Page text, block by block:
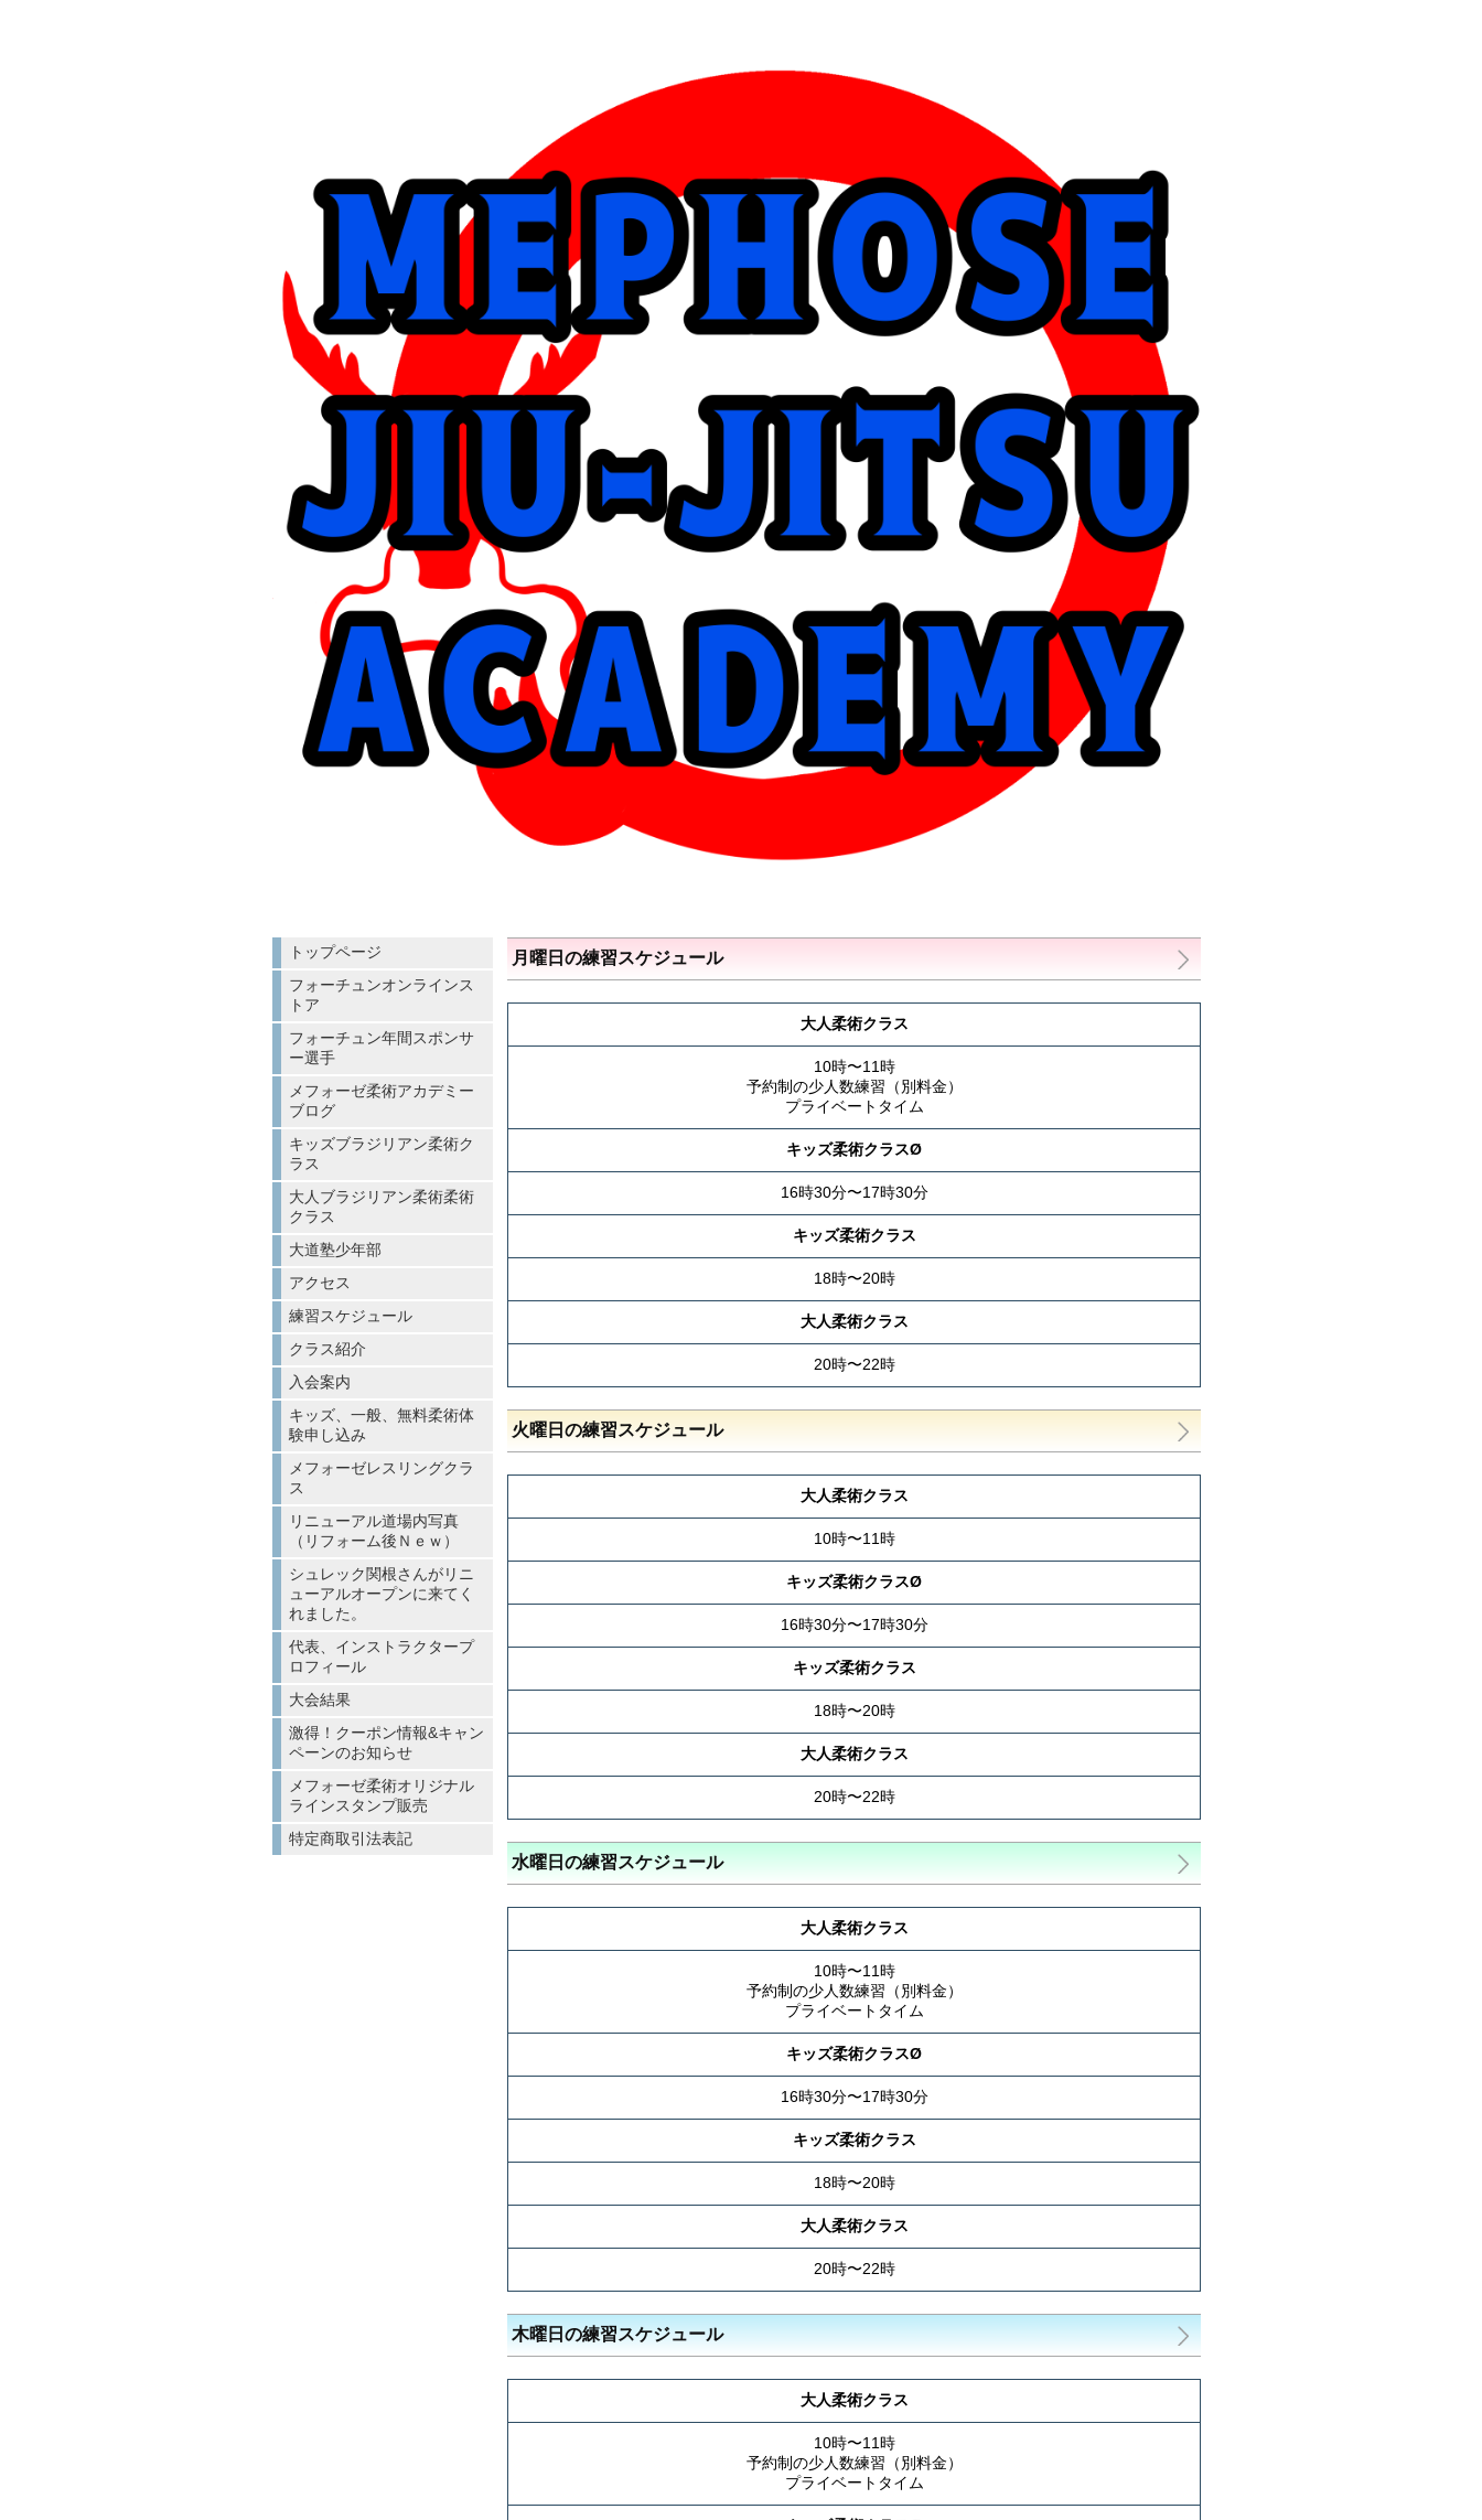
月曜日の練習スケジュール
大人柔術クラス
10時〜11時
予約制の少人数練習（別料金）
プライベートタイム
キッズ柔術クラスØ
16時30分〜17時30分
キッズ柔術クラス
18時〜20時
大人柔術クラス
20時〜22時
火曜日の練習スケジュール
大人柔術クラス
10時〜11時
キッズ柔術クラスØ
16時30分〜17時30分
キッズ柔術クラス
18時〜20時
大人柔術クラス
20時〜22時
水曜日の練習スケジュール
大人柔術クラス
10時〜11時
予約制の少人数練習（別料金）
プライベートタイム
キッズ柔術クラスØ
16時30分〜17時30分
キッズ柔術クラス
18時〜20時
大人柔術クラス
20時〜22時
木曜日の練習スケジュール
大人柔術クラス
10時〜11時
予約制の少人数練習（別料金）
プライベートタイム
トップページ
フォーチュンオンラインス
トア
フォーチュン年間スポンサ
ー選手
メフォーゼ柔術アカデミー
ブログ
キッズブラジリアン柔術ク
ラス
大人ブラジリアン柔術柔術
クラス
大道塾少年部
アクセス
練習スケジュール
クラス紹介
入会案内
キッズ、一般、無料柔術体
験申し込み
メフォーゼレスリングクラ
ス
リニューアル道場内写真
（リフォーム後Ｎｅｗ）
シュレック関根さんがリニ
ューアルオープンに来てく
れました。
代表、インストラクタープ
ロフィール
大会結果
激得！クーポン情報&キャン
ペーンのお知らせ
メフォーゼ柔術オリジナル
ラインスタンプ販売
特定商取引法表記